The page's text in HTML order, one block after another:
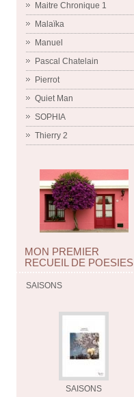
Maitre Chronique 1
Malaïka
Manuel
Pascal Chatelain
Pierrot
Quiet Man
SOPHIA
Thierry 2
MON PREMIER
RECUEIL DE POESIES
SAISONS
SAISONS